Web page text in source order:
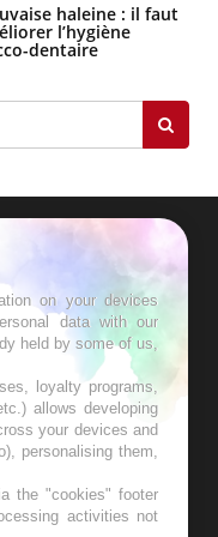
gâche-t-il les
vacances ?
haleine : il faut
l’hygiène
dentaire
on your devices
data with our
held by some of us,
loyalty programs,
allows developing
your devices and
personalising them,
the "cookies" footer
activities not